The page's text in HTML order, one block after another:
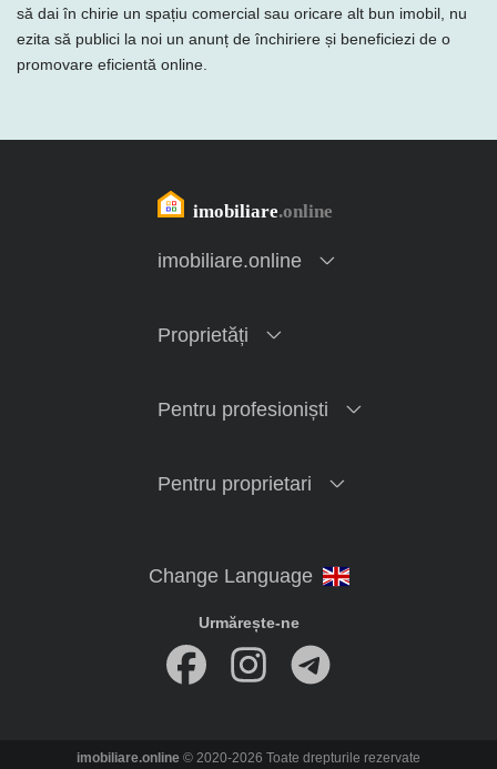
să dai în chirie un spațiu comercial sau oricare alt bun imobil, nu
ezita să publici la noi un anunț de închiriere și beneficiezi de o
promovare eficientă online.
imobiliare.online
Proprietăți
Pentru profesioniști
Pentru proprietari
Urmărește-ne
imobiliare.online © 2020-2026 Toate drepturile rezervate